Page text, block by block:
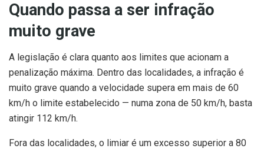
Quando passa a ser infração
muito grave
A legislação é clara quanto aos limites que acionam a
penalização máxima. Dentro das localidades, a infração é
muito grave quando a velocidade supera em mais de 60
km/h o limite estabelecido — numa zona de 50 km/h, basta
atingir 112 km/h.
Fora das localidades, o limiar é um excesso superior a 80